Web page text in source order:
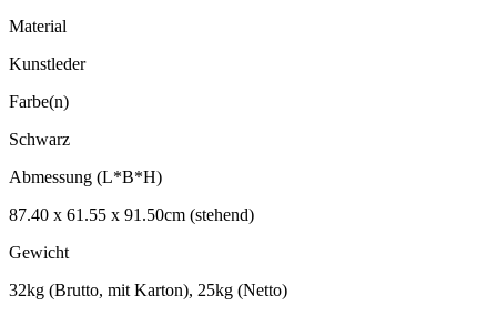
Material
Kunstleder
Farbe(n)
Schwarz
Abmessung (L*B*H)
87.40 x 61.55 x 91.50cm (stehend)
Gewicht
32kg (Brutto, mit Karton), 25kg (Netto)